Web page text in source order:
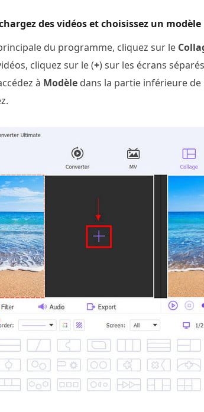
des vidéos et choisissez un modèle
du programme, cliquez sur le
cliquez sur le (+) sur les écrans
à Modèle dans la partie inférieure de